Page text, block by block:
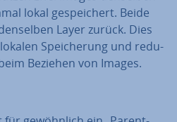
lokal ge­spei­chert. Beide
Layer zurück. Dies
Spei­che­rung und re­du­
Beziehen von Images.